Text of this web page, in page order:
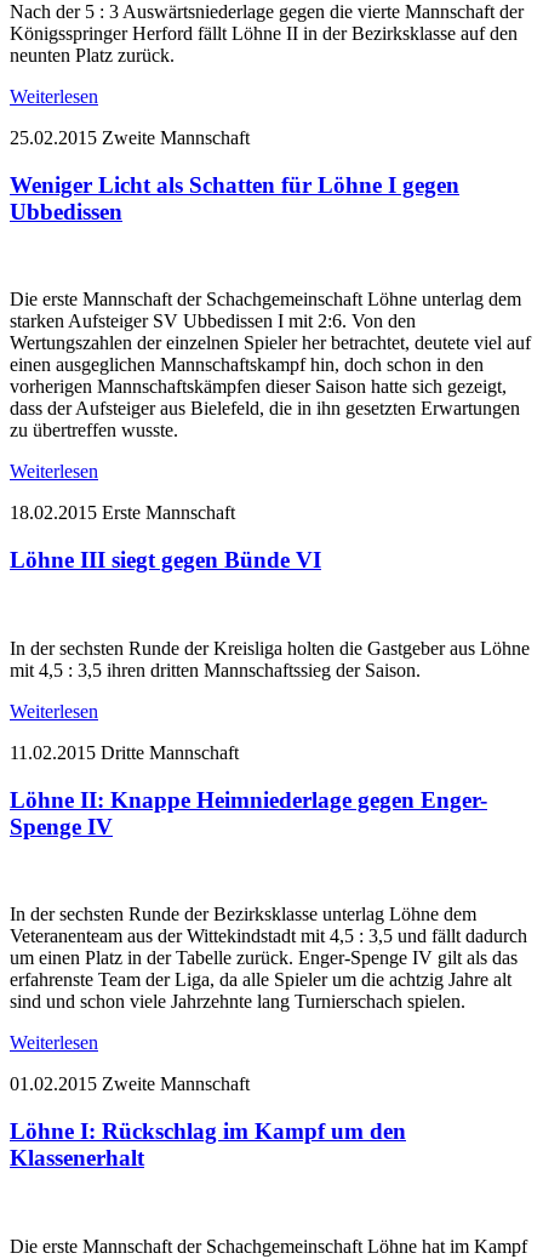
Nach der 5 : 3 Auswärtsniederlage gegen die vierte Mannschaft der
Königsspringer Herford fällt Löhne II in der Bezirksklasse auf den
neunten Platz zurück.
Weiterlesen
25.02.2015 Zweite Mannschaft
Weniger Licht als Schatten für Löhne I gegen
Ubbedissen
Die erste Mannschaft der Schachgemeinschaft Löhne unterlag dem
starken Aufsteiger SV Ubbedissen I mit 2:6. Von den
Wertungszahlen der einzelnen Spieler her betrachtet, deutete viel auf
einen ausgeglichen Mannschaftskampf hin, doch schon in den
vorherigen Mannschaftskämpfen dieser Saison hatte sich gezeigt,
dass der Aufsteiger aus Bielefeld, die in ihn gesetzten Erwartungen
zu übertreffen wusste.
Weiterlesen
18.02.2015 Erste Mannschaft
Löhne III siegt gegen Bünde VI
In der sechsten Runde der Kreisliga holten die Gastgeber aus Löhne
mit 4,5 : 3,5 ihren dritten Mannschaftssieg der Saison.
Weiterlesen
11.02.2015 Dritte Mannschaft
Löhne II: Knappe Heimniederlage gegen Enger-
Spenge IV
In der sechsten Runde der Bezirksklasse unterlag Löhne dem
Veteranenteam aus der Wittekindstadt mit 4,5 : 3,5 und fällt dadurch
um einen Platz in der Tabelle zurück. Enger-Spenge IV gilt als das
erfahrenste Team der Liga, da alle Spieler um die achtzig Jahre alt
sind und schon viele Jahrzehnte lang Turnierschach spielen.
Weiterlesen
01.02.2015 Zweite Mannschaft
Löhne I: Rückschlag im Kampf um den
Klassenerhalt
Die erste Mannschaft der Schachgemeinschaft Löhne hat im Kampf